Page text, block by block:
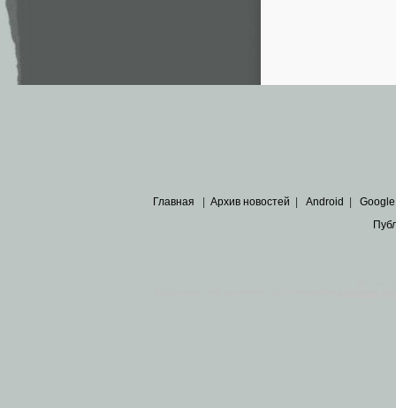
Главная Архив новостей Android Google